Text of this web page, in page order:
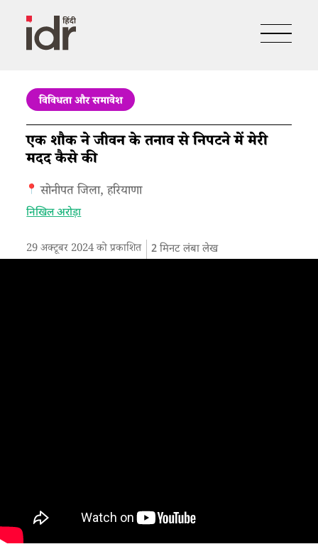
विविधता और समावेश
एक शौक ने जीवन के तनाव से निपटने में मेरी
मदद कैसे की
सोनीपत जिला, हरियाणा
निखिल अरोड़ा
29 अक्टूबर 2024 को प्रकाशित 2मिनट लंबा लेख